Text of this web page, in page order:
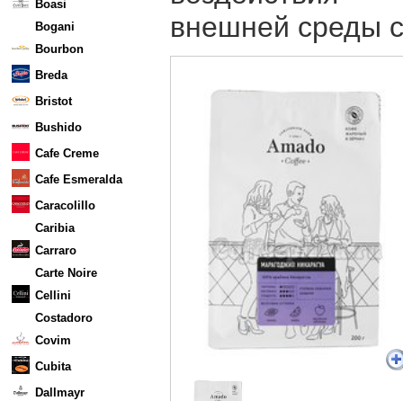
Boasi
Bogani
Bourbon
Breda
Bristot
Bushido
Cafe Creme
Cafe Esmeralda
Caracolillo
Caribia
Carraro
Carte Noire
Cellini
Costadoro
Covim
Cubita
Dallmayr
внешней среды